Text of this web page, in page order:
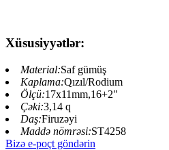
Xüsusiyyətlər:
Material:Saf gümüş
Kaplama:Qızıl/Rodium
Ölçü:17x11mm,16+2"
Çəki:3,14 q
Daş:Firuzəyi
Maddə nömrəsi:ST4258
Bizə e-poçt göndərin